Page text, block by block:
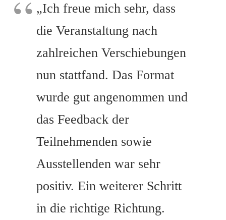
„Ich freue mich sehr, dass
die Veranstaltung nach
zahlreichen Verschiebungen
nun stattfand. Das Format
wurde gut angenommen und
das Feedback der
Teilnehmenden sowie
Ausstellenden war sehr
positiv. Ein weiterer Schritt
in die richtige Richtung.